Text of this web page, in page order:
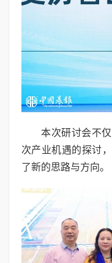
本次研讨会不
次产业机遇的探讨
了新的思路与方向。